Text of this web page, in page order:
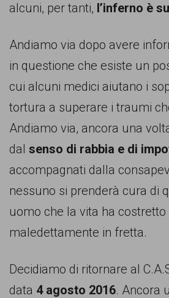
alcuni, per tanti, l’inferno è
Andiamo via dopo avere
in questione che esiste un
cui alcuni medici aiutano i
tortura a superare i traumi
Andiamo via, ancora una
dal senso di rabbia e di
accompagnati dalla
nessuno si prenderà cura di
uomo che la vita ha
maledettamente in fretta.
Decidiamo di ritornare al
data 4 agosto 2016. Ancora